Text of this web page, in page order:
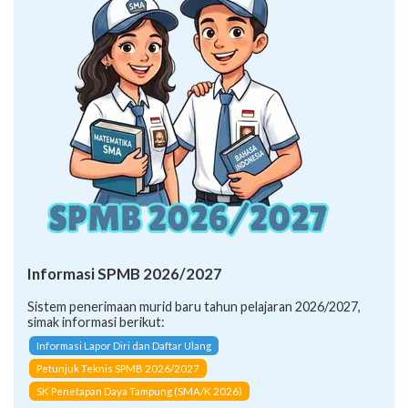
Informasi SPMB 2026/2027
Sistem penerimaan murid baru tahun pelajaran 2026/2027,
simak informasi berikut:
Informasi Lapor Diri dan Daftar Ulang
Petunjuk Teknis SPMB 2026/2027
SK Penetapan Daya Tampung (SMA/K 2026)